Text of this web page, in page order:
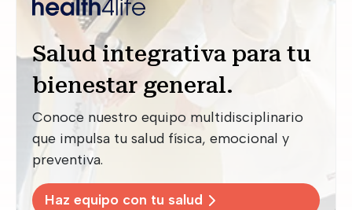
Salud integrativa para tu
bienestar general.
Conoce nuestro equipo multidisciplinario
que impulsa tu salud física, emocional y
preventiva.
Haz equipo con tu salud